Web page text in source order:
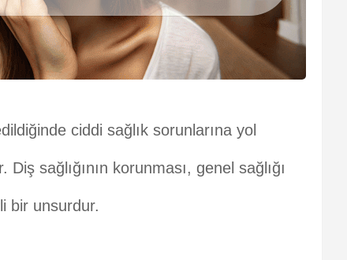
ciddi sağlık sorunlarına yol
sağlığının korunması, genel sağlığı
bir unsurdur.